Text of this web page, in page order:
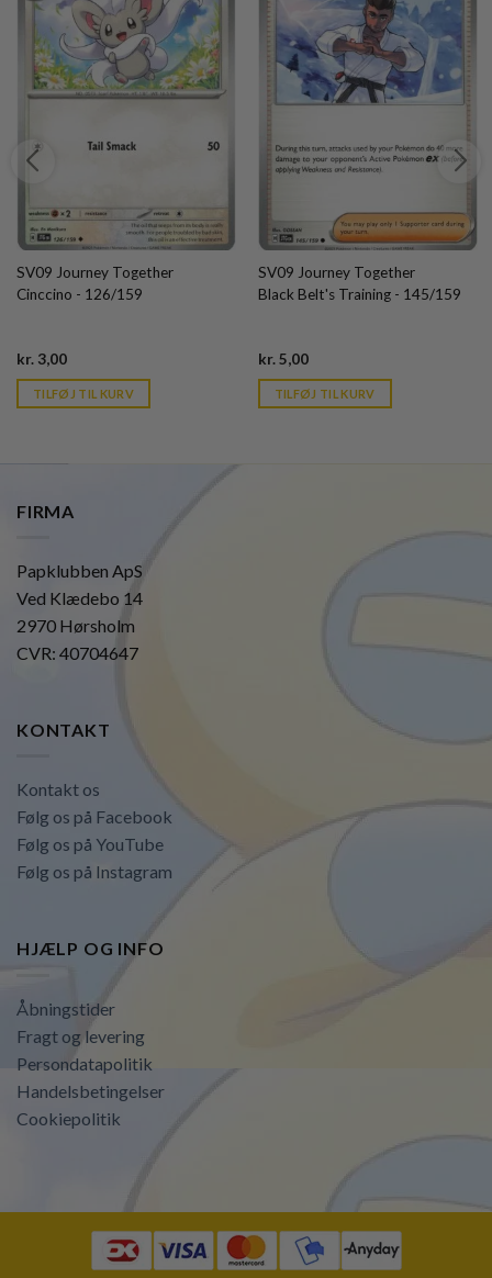
SV09 Journey Together
Cinccino - 126/159
kr. 3,00Current
is:
kr. 39,95.
TILFØJ TIL KURV
SV09 Journey Together
Black Belt's Training - 145/159
kr.5,00Current
is:
kr. 39,95.
TILFØJ TIL KURV
FIRMA
Papklubben ApS
Ved Klædebo 14
2970 Hørsholm
CVR: 40704647
KONTAKT
Kontakt os
Følg os på Facebook
Følg os på YouTube
Følg os på Instagram
HJÆLP OG INFO
Åbningstider
Fragt og levering
Persondatapolitik
Handelsbetingelser
Cookiepolitik